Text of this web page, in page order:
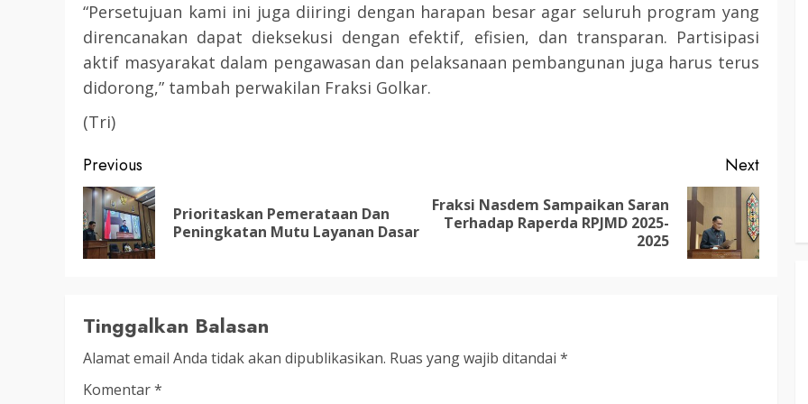
“Persetujuan kami ini juga diiringi dengan harapan besar agar seluruh program yang
direncanakan dapat dieksekusi dengan efektif, efisien, dan transparan. Partisipasi
aktif masyarakat dalam pengawasan dan pelaksanaan pembangunan juga harus terus
didorong,” tambah perwakilan Fraksi Golkar.
(Tri)
Post
navigation
Previous
Previous
Prioritaskan Pemerataan Dan
Peningkatan Mutu Layanan Dasar
Next
Next
Fraksi Nasdem Sampaikan Saran
Terhadap Raperda RPJMD 2025-
2025
Tinggalkan Balasan
Alamat email Anda tidak akan dipublikasikan. Ruas yang wajib ditandai *
Komentar*
3 min read
DPRD KATINGAN
HEADLINE
KATINGAN
RDP DPRD dan Pemkab Katingan
3 min read
Kawasan Konservasi dan Gambut
TRIOKTA 12 MEI 2026
DPRD KATINGAN